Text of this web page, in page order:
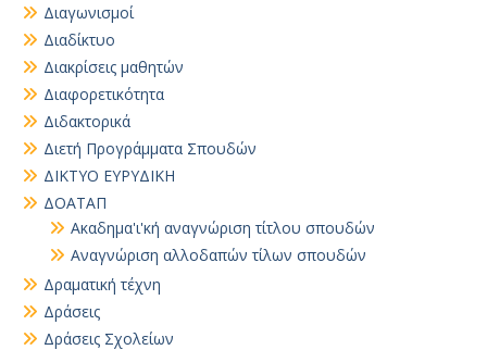
Διαγωνισμοί
Διαδίκτυο
Διακρίσεις μαθητών
Διαφορετικότητα
Διδακτορικά
Διετή Προγράμματα Σπουδών
ΔΙΚΤΥΟ ΕΥΡΥΔΙΚΗ
ΔΟΑΤΑΠ
Ακαδημα'ι'κή αναγνώριση τίτλου σπουδών
Αναγνώριση αλλοδαπών τίλων σπουδών
Δραματική τέχνη
Δράσεις
Δράσεις Σχολείων